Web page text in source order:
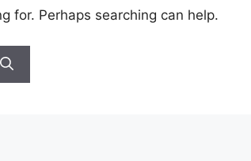
for. Perhaps searching can help.